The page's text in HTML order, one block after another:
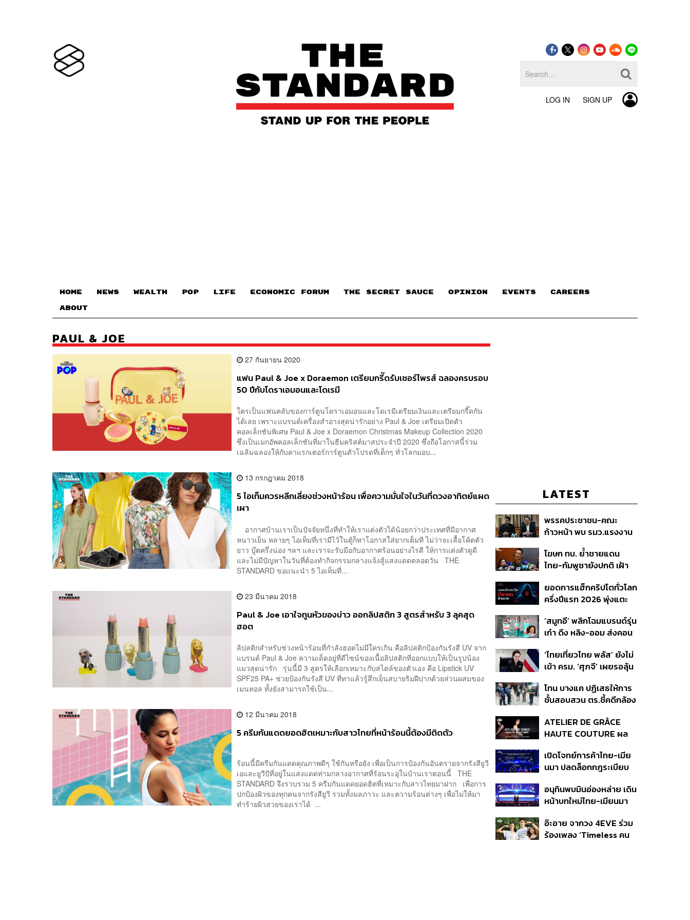
LOG IN SIGN UP
HOME NEWS WEALTH POP LIFE ECONOMIC FORUM THE SECRET SAUCE​ OPINION EVENTS CAREERS
ABOUT
PAUL & JOE
27 กันยายน 2020
แฟน Paul & Joe x Doraemon เตรียมกรี๊ดรับเซอร์ไพรส์ ฉลองครบรอบ
50 ปีกับโดราเอมอนและโดเรมี
ใครเป็นแฟนคลับของการ์ตูนโดราเอมอนและโดเรมีเตรียมเงินและเตรียมกรี๊ดกัน
ได้เลย เพราะแบรนด์เครื่องสำอางสุดน่ารักอย่าง Paul & Joe เตรียมเปิดตัว
คอลเล็กชันพิเศษ Paul & Joe x Doraemon Christmas Makeup Collection 2020
ซึ่งเป็นเมกอัพคอลเล็กชันที่มาในธีมคริสต์มาสประจำปี 2020 ซึ่งถือโอกาสนี้ร่วม
เฉลิมฉลองให้กับคาแรกเตอร์การ์ตูนตัวโปรดที่เด็กๆ ทั่วโลกมอบ...
13 กรกฎาคม 2018
5 ไอเท็มควรหลีกเลี่ยงช่วงหน้าร้อน เพื่อความมั่นใจในวันที่ดวงอาทิตย์แผด
เผา
อากาศบ้านเราเป็นปัจจัยหนึ่งที่ทำให้เราแต่งตัวได้น้อยกว่าประเทศที่มีอากาศ
หนาวเย็น หลายๆ ไอเท็มที่เรามีไว้ในตู้ก็หาโอกาสใส่ยากเต็มที ไม่ว่าจะเสื้อโค้ตตัว
ยาว บู๊ตครึ่งน่อง ฯลฯ และเราจะรับมือกับอากาศร้อนอย่างไรดี ให้การแต่งตัวดูดี
และไม่มีปัญหาในวันที่ต้องทำกิจกรรมกลางแจ้งสู้แสงแดดตลอดวัน THE
STANDARD ขอแนะนำ 5 ไอเท็มที่...
23 มีนาคม 2018
Paul & Joe เอาใจทูนหัวของบ่าว ออกลิปสติก 3 สูตรสำหรับ 3 ลุคสุด
ฮอต
ลิปสติกสำหรับช่วงหน้าร้อนที่กำลังฮอตไม่มีใครเกิน คือลิปสติกป้องกันรังสี UV จาก
แบรนด์ Paul & Joe ความเด็ดอยู่ที่ดีไซน์ของเนื้อลิปสติกที่ออกแบบให้เป็นรูปน้อง
แมวสุดน่ารัก รุ่นนี้มี 3 สูตรให้เลือกเหมาะกับสไตล์ของตัวเอง คือ Lipstick UV
SPF25 PA+ ช่วยป้องกันรังสี UV ที่ทาแล้วรู้สึกเย็นสบายริมฝีปากด้วยส่วนผสมของ
เมนทอล ทั้งยังสามารถใช้เป็น...
12 มีนาคม 2018
5 ครีมกันแดดยอดฮิตเหมาะกับสาวไทยที่หน้าร้อนนี้ต้องมีติดตัว
ร้อนนี้มีครีมกันแดดคุณภาพดีๆ ใช้กันหรือยัง เพื่อเป็นการป้องกันอันตรายจากรังสียูวี
เอและยูวีบีที่อยู่ในแสงแดดท่ามกลางอากาศที่ร้อนระอุในบ้านเราตอนนี้ THE
STANDARD จึงรวบรวม 5 ครีมกันแดดยอดฮิตที่เหมาะกับสาวไทยมาฝาก เพื่อการ
ปกป้องผิวของทุกคนจากรังสียูวี รวมทั้งมลภาวะ และความร้อนต่างๆ เพื่อไม่ให้มา
ทำร้ายผิวสวยของเราได้ ...
LATEST
พรรคประชาชน-คณะ
ก้าวหน้า พบ รมว.แรงงาน
เบอร์รีฟินแลนด์
โฆษก ทบ. ย้ำชายแดน
ไทย-กัมพูชายังปกติ เฝ้า
ไม่เสียเปรียบเวทีโลก หลัง
กัมพูชายื่น UN รับรอง
ยอดการแฮ็กคริปโตทั่วโลก
ครึ่งปีแรก 2026 พุ่งแตะ
‘สมูทอี’ พลิกโฉมแบรนด์รุ่น
เก๋า ดึง หลิง-ออม ส่งคอน
สกินแคร์ชะลอตัว
‘ไทยเที่ยวไทย พลัส’ ยังไม่
เข้า ครม. ‘ศุภจี’ เผยรอลุ้น
กระจุกตัว
โทน บางแค ปฏิเสธให้การ
ชั้นสอบสวน ตร.ชี้คดีกล้อง
40 ราย ไม่เกี่ยวคดีมาดาม
เก่ง
ATELIER DE GRÂCE
HAUTE COUTURE ผล
ดีไซเนอร์ระดับตำนานของ
ประเทศไทย
เปิดโจทย์การค้าไทย-เมีย
นมา ปลดล็อกกฎระเบียบ
มั่นนักลงทุน ทำอย่างไร?
อนุทินพบมินอ่องหล่าย เดิน
หน้าบทใหม่ไทย-เมียนมา
การค้า-การลงทุน
อ๊ะอาย จากวง 4EVE ร่วม
ร้องเพลง ‘Timeless คน